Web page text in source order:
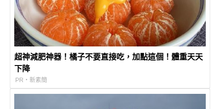
超神減肥神器！橘子不要直接吃，加點這個！體重天天
下降
PR・新素簡